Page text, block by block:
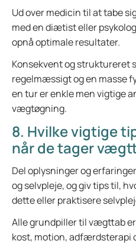
Ud over medicin til at tabe
med en diætist eller
opnå optimale resultater.
Konsekvent og struktureret
regelmæssigt og en masse
en tur er enkle men vigtige
vægtøgning.
8. Hvilke vigtige
når de tager
Del oplysninger og
og selvpleje, og giv tips til,
dette eller praktisere
Alle grundpiller til vægttab
kost, motion, adfærdsterapi